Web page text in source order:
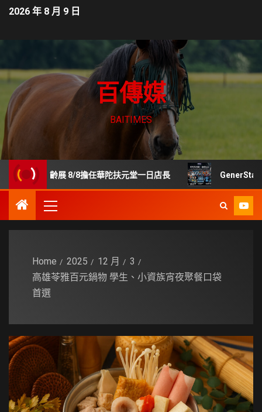
2026 年 8 月 9 日
百傳媒
BAITIMES
樂齡展 8/8擔任華陀扶元堂一日店長 GenerStand 擬推「
Home 2025 12 月
3
高雄苓雅百元鍋物 學生、小資族宵夜聚餐口袋
首選